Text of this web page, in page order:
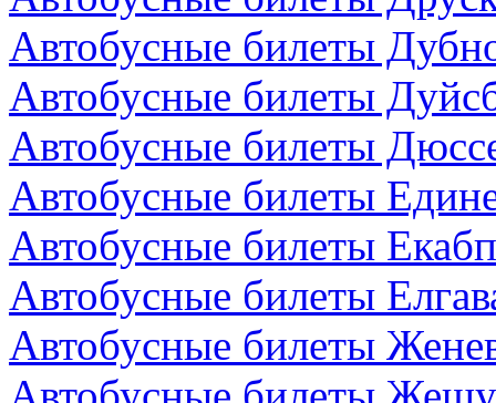
Автобусные билеты
Автобусные билеты
Автобусные билеты
Автобусные билеты
Автобусные билеты
Автобусные билеты
Автобусные билеты